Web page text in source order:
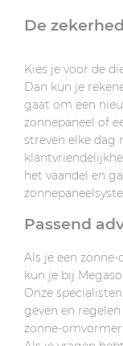
De
Kies je voor de
Dan kun je
gaat om een
zonnepaneel of
streven elke dag
het vaandel en
Passend
Als je een
kun je bij
Onze
geven en
zonne-